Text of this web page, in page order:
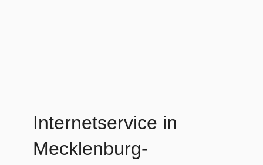
Internetservice in
Mecklenburg-